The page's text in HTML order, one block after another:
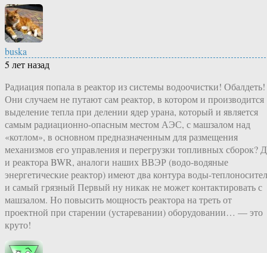
buska
5 лет назад
Радиация попала в реактор из системы водоочистки! Обалдеть!
Они случаем не путают сам реактор, в котором и производится
выделение тепла при делении ядер урана, который и является
самым радиационно-опасным местом АЭС, с машзалом над
«котлом», в основном предназначенным для размещения
механизмов его управления и перегрузки топливных сборок?
и реактора BWR, аналоги наших ВВЭР (водо-водяные
энергетические реактор) имеют два контура воды-
и самый грязный Первый ну никак не может контактировать с
машзалом. Но повысить мощность реактора на треть от
проектной при старении (устаревании) оборудовании… — это
круто!